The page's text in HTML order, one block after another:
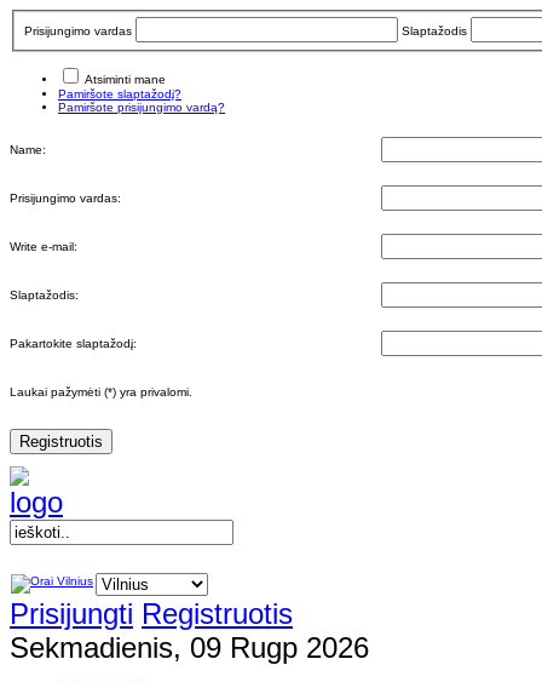
Prisijungimo vardas Slaptažodis
Atsiminti mane
Pamiršote slaptažodį?
Pamiršote prisijungimo vardą?
Name:
Prisijungimo vardas:
Write e-mail:
Slaptažodis:
Pakartokite slaptažodį:
Laukai pažymėti (*) yra privalomi.
Registruotis
Prisijungti Registruotis
Sekmadienis, 09 Rugp 2026